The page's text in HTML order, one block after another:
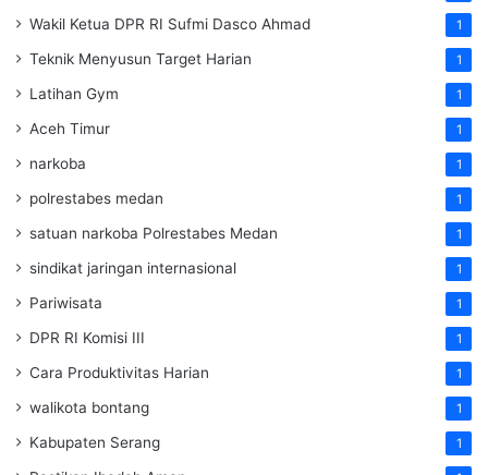
Wakil Ketua DPR RI Sufmi Dasco Ahmad 1
Teknik Menyusun Target Harian 1
Latihan Gym 1
Aceh Timur 1
narkoba 1
polrestabes medan 1
satuan narkoba Polrestabes Medan 1
sindikat jaringan internasional 1
Pariwisata 1
DPR RI Komisi III 1
Cara Produktivitas Harian 1
walikota bontang 1
Kabupaten Serang 1